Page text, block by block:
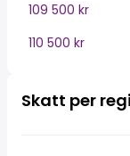
109 500 kr
110 500 kr
Skatt per